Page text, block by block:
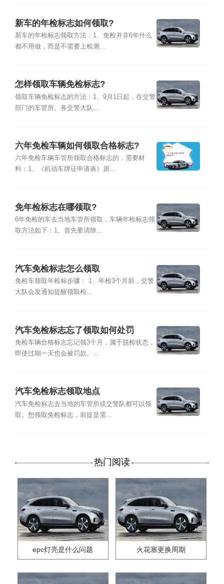
新车的年检标志如何领取?
新车的年检标志领取方法：1、免检并非6年什么
都不用做，而是不需要上检测...
怎样领取车辆免检标志?
领取车辆免检标志的方法：1、9月1日起，在交警
部门的车管所、各交警大队...
六年免检车辆如何领取合格标志?
六年免检车辆车管所领取合格标志的，需要材
料：1、《机动车牌证申请表》原...
免年检标志在哪领取?
6年免检的车去当地车管所领取，车辆年检标志领
取方法如下：1、首先要清除...
汽车免检标志怎么领取
免检车领取年检标步骤： 1、年检3个月前，交警
大队会发通知提醒领取检...
汽车免检标志忘了领取如何处罚
免检车辆合格标志忘记领3个月，属于脱检状态，
即使过期一天也会被罚款。...
汽车免检标志领取地点
汽车免检标志去当地的车管所或交警队都可以领
取。想领取免检标志，前提是需...
热门阅读
epc灯亮是什么问题 火花塞更换周期